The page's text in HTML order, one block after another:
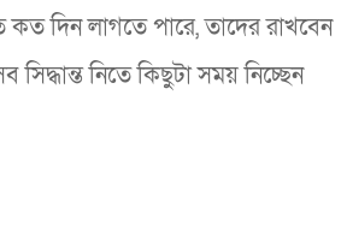
দিন লাগতে পারে, তাদের রাখবেন
সিদ্ধান্ত নিতে কিছুটা সময় নিচ্ছেন